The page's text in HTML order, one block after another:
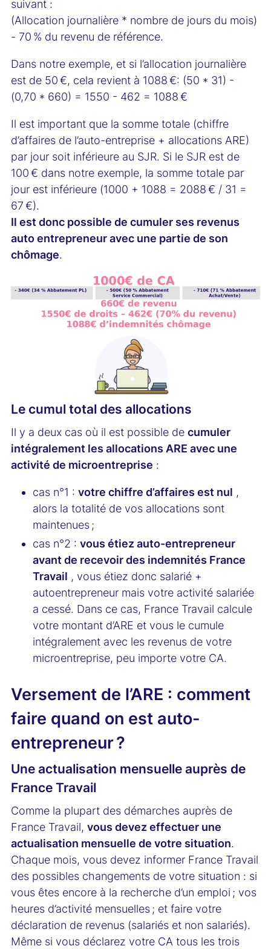
suivant :
(Allocation journalière * nombre de jours du mois)
- 70 % du revenu de référence.
Dans notre exemple, et si l’allocation journalière
est de 50 €, cela revient à 1088 €: (50 * 31) -
(0,70 * 660) = 1550 - 462 = 1088 €
Il est important que la somme totale (chiffre
d’affaires de l’auto-entreprise + allocations ARE)
par jour soit inférieure au SJR. Si le SJR est de
100 € dans notre exemple, la somme totale par
jour est inférieure (1000 + 1088 = 2088 € / 31 =
67 €).
Il est donc possible de cumuler ses revenus
auto entrepreneur avec une partie de son
chômage.
Le cumul total des allocations
Il y a deux cas où il est possible de cumuler
intégralement les allocations ARE avec une
activité de microentreprise :
cas n°1 : votre chiffre d’affaires est nul ,
alors la totalité de vos allocations sont
maintenues ;
cas n°2 : vous étiez auto-entrepreneur
avant de recevoir des indemnités France
Travail , vous étiez donc salarié +
autoentrepreneur mais votre activité salariée
a cessé. Dans ce cas, France Travail calcule
votre montant d’ARE et vous le cumule
intégralement avec les revenus de votre
microentreprise, peu importe votre CA.
Versement de l’ARE : comment
faire quand on est auto-
entrepreneur ?
Une actualisation mensuelle auprès de
France Travail
Comme la plupart des démarches auprès de
France Travail, vous devez effectuer une
actualisation mensuelle de votre situation.
Chaque mois, vous devez informer France Travail
des possibles changements de votre situation : si
vous êtes encore à la recherche d’un emploi ; vos
heures d’activité mensuelles ; et faire votre
déclaration de revenus (salariés et non salariés).
Même si vous déclarez votre CA tous les trois